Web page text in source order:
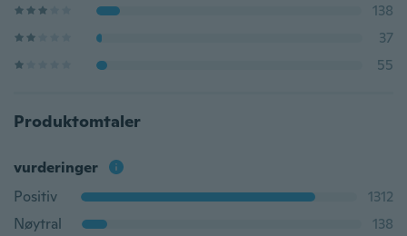
138
37
55
Produktomtaler
vurderinger
Positiv
1312
Nøytral
138